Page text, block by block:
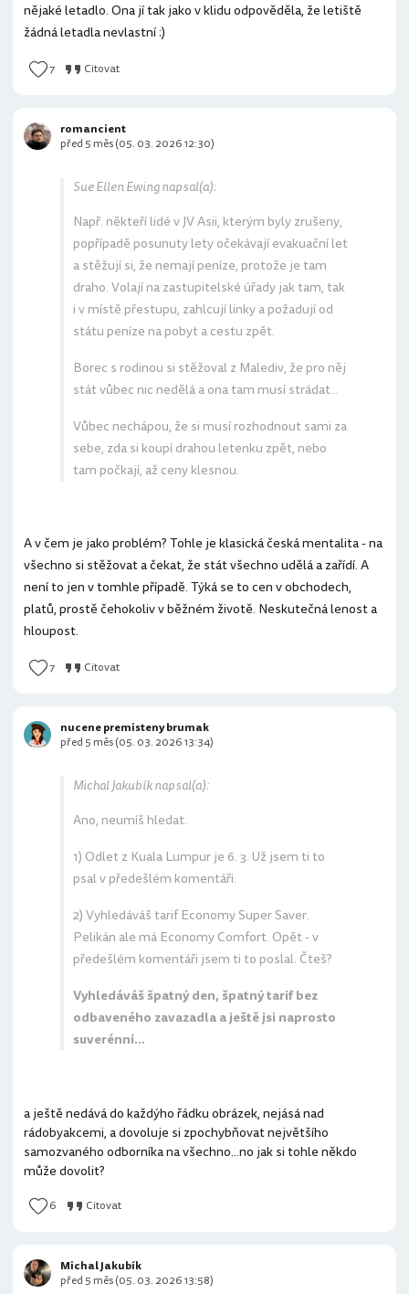
nějaké letadlo. Ona jí tak jako v klidu odpověděla, že letiště
žádná letadla nevlastní :)
7 Citovat
Sue Ellen Ewing napsal(a):
Např. někteří lidé v JV Asii, kterým byly zrušeny,
popřípadě posunuty lety očekávají evakuační let
a stěžují si, že nemají peníze, protože je tam
draho. Volají na zastupitelské úřady jak tam, tak
i v místě přestupu, zahlcují linky a požadují od
státu peníze na pobyt a cestu zpět.
Borec s rodinou si stěžoval z Malediv, že pro něj
stát vůbec nic nedělá a ona tam musí strádat...
Vůbec nechápou, že si musí rozhodnout sami za
sebe, zda si koupí drahou letenku zpět, nebo
tam počkají, až ceny klesnou.
A v čem je jako problém? Tohle je klasická česká mentalita - na
všechno si stěžovat a čekat, že stát všechno udělá a zařídí. A
není to jen v tomhle případě. Týká se to cen v obchodech,
platů, prostě čehokoliv v běžném životě. Neskutečná lenost a
hloupost.
7 Citovat
romancient
před 5 měs (05. 03. 2026 12:30)
Michal Jakubík napsal(a):
Ano, neumíš hledat.
1) Odlet z Kuala Lumpur je 6. 3. Už jsem ti to
psal v předešlém komentáři.
2) Vyhledáváš tarif Economy Super Saver.
Pelikán ale má Economy Comfort. Opět - v
předešlém komentáři jsem ti to poslal. Čteš?
Vyhledáváš špatný den, špatný tarif bez
odbaveného zavazadla a ještě jsi naprosto
suverénní...
a ještě nedává do každýho řádku obrázek, nejásá nad
rádobyakcemi, a dovoluje si zpochybňovat největšího
samozvaného odborníka na všechno...no jak si tohle někdo
může dovolit?
6 Citovat
nucene premisteny brumak
před 5 měs (05. 03. 2026 13:34)
Michal Jakubík
před 5 měs (05. 03. 2026 13:58)